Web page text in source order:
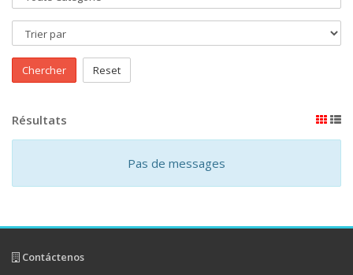
Chercher Reset
Résultats
Pas de messages
Contáctenos